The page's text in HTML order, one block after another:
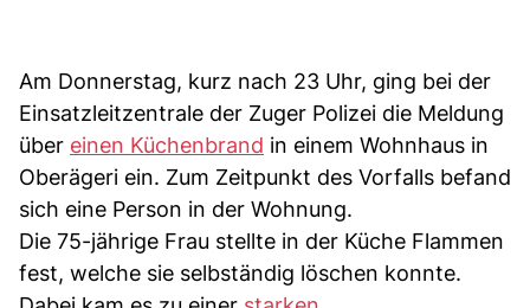
Am Donnerstag, kurz nach 23 Uhr, ging bei der
Einsatzleitzentrale der Zuger Polizei die Meldung
über einen Küchenbrand in einem Wohnhaus in
Oberägeri ein. Zum Zeitpunkt des Vorfalls befand
sich eine Person in der Wohnung.
Die 75-jährige Frau stellte in der Küche Flammen
fest, welche sie selbständig löschen konnte.